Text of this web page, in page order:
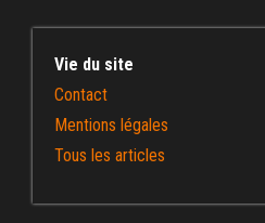
Vie du site
Contact
Mentions légales
Tous les articles